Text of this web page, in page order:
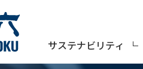
サステナビリティ